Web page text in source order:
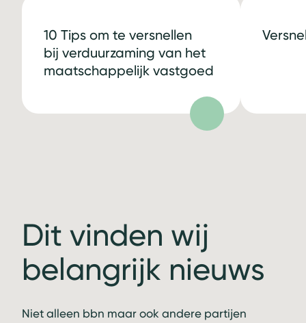
10 Tips om te versnellen
bij verduurzaming van het
maatschappelijk vastgoed
Dit vinden wij
belangrijk nieuws
Niet alleen bbn maar ook andere partijen